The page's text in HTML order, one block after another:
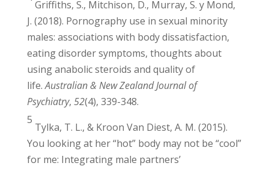
satisfaction?Sexual Addiction &
Compulsivity
25(4), 345-366.
Duggan, S. y McCreary, D. (2004). Body
image, eating disorders, and the drive for
muscularity in gay and heterosexual men: The
influence of media images.
homosexuality
4
Griffiths, S., Mitchison, D., Murray, S. y
Mond, J. (2018). Pornography use in sexual